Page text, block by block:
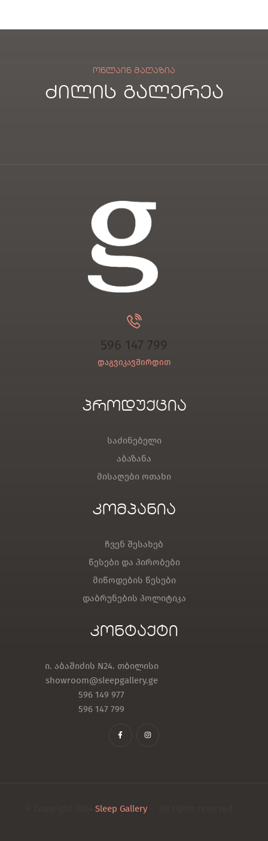
ძილის გალერეა
ᲝᲜᲚᲐᲘᲜ ᲛᲐᲦᲐᲖᲘᲐ
596 147 799
დაგვიკავშირდით
პროდუქცია
საძინებელი
აბაზანა
მისაღები ოთახი
კომპანია
ჩვენ შესახებ
წესები და პირობები
მიწოდების წესები
დაბრუნების პოლიტიკა
კონტაქტი
ი. აბაშიძის N24. თბილისი
showroom@sleepgallery.ge
596 149 977
596 147 799
Sleep Gallery